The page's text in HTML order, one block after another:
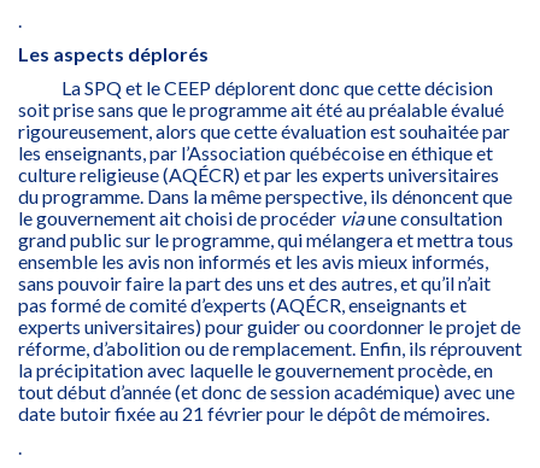
.
Les aspects déplorés
La SPQ et le CEEP déplorent donc que cette décision
soit prise sans que le programme ait été au préalable évalué
rigoureusement, alors que cette évaluation est souhaitée par
les enseignants, par l’Association québécoise en éthique et
culture religieuse (AQÉCR) et par les experts universitaires
du programme. Dans la même perspective, ils dénoncent que
le gouvernement ait choisi de procéder viaune consultation
grand public sur le programme, qui mélangera et mettra tous
ensemble les avis non informés et les avis mieux informés,
sans pouvoir faire la part des uns et des autres, et qu’il n’ait
pas formé de comité d’experts (AQÉCR, enseignants et
experts universitaires) pour guider ou coordonner le projet de
réforme, d’abolition ou de remplacement. Enfin, ils réprouvent
la précipitation avec laquelle le gouvernement procède, en
tout début d’année (et donc de session académique) avec une
date butoir fixée au 21 février pour le dépôt de mémoires.
.